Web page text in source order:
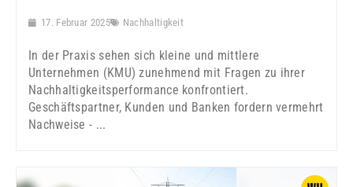
17. Februar 2025 Nachhaltigkeit
In der Praxis sehen sich kleine und mittlere
Unternehmen (KMU) zunehmend mit Fragen zu ihrer
Nachhaltigkeitsperformance konfrontiert.
Geschäftspartner, Kunden und Banken fordern vermehrt
Nachweise - ...